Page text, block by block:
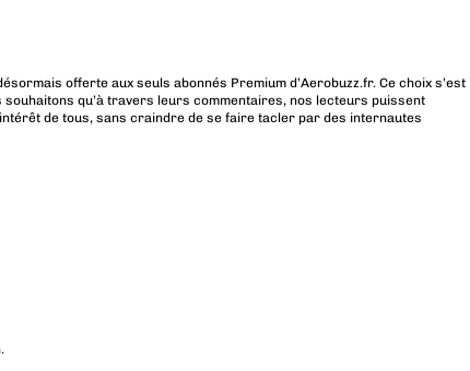
offerte aux seuls abonnés Premium d’Aerobuzz.fr. Ce choix s’est
qu’à travers leurs commentaires, nos lecteurs puissent
de tous, sans craindre de se faire tacler par des internautes